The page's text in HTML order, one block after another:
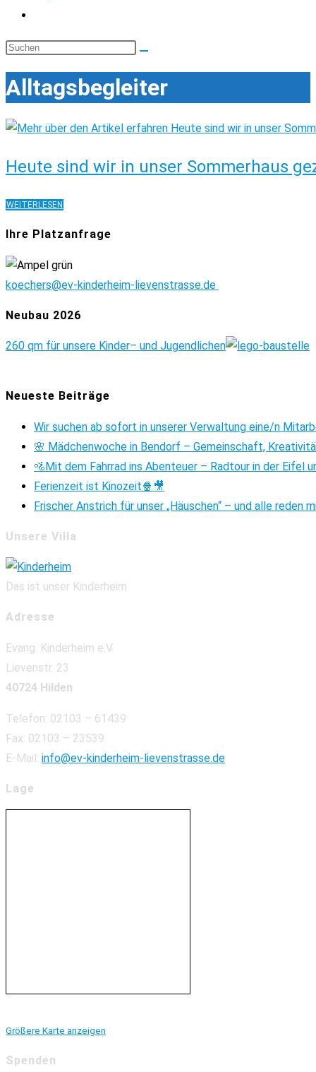
umschalten
Diese
durchsuchen
Alltagsbegleiter
Heute sind wir in unser Sommerhaus
WEITERLESENHEUTE
WIR
UNSER
GEZOGEN
Ihre Platzanfrage
koechers@ev-kinderheim-lievenstrasse.de
Neubau 2026
260 qm für unsere Kinder– und Jugendlichen
Neueste Beiträge
Wir suchen ab sofort in unserer Verwaltung eine/n
🌸 Mädchenwoche in Bendorf – Gemeinschaft,
🚵Mit dem Fahrrad ins Abenteuer – Radtour in der Eifel
Ferienzeit ist Kinozeit🍿🎥
Frischer Anstrich für unser „Häuschen“ – und alle reden
Unsere Villa
Das ist unser Kinderheim
Adresse
Evang. Kinderheim e.V.
Lievenstr. 23
40724 Hilden
Telefon: 02103 – 61439
Fax: 02103 – 23539
E-Mail: info@ev-kinderheim-lievenstrasse.de
Lage
Größere Karte anzeigen
Spenden